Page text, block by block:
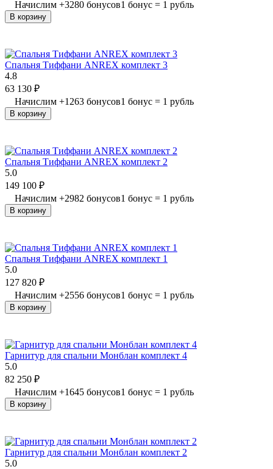
Начислим +3280 бонусов1 бонус = 1 рубль
В корзину
Спальня Тиффани ANREX комплект 3
4.8
63 130 ₽
Начислим +1263 бонусов1 бонус = 1 рубль
В корзину
Спальня Тиффани ANREX комплект 2
5.0
149 100 ₽
Начислим +2982 бонусов1 бонус = 1 рубль
В корзину
Спальня Тиффани ANREX комплект 1
5.0
127 820 ₽
Начислим +2556 бонусов1 бонус = 1 рубль
В корзину
Гарнитур для спальни Монблан комплект 4
5.0
82 250 ₽
Начислим +1645 бонусов1 бонус = 1 рубль
В корзину
Гарнитур для спальни Монблан комплект 2
5.0